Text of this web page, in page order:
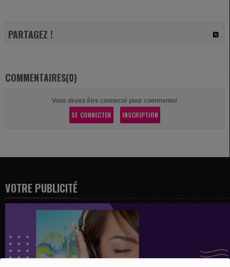
PARTAGEZ !
COMMENTAIRES(0)
Vous devez être connecté pour commenter
SE CONNECTER INSCRIPTION
VOTRE PUBLICITÉ